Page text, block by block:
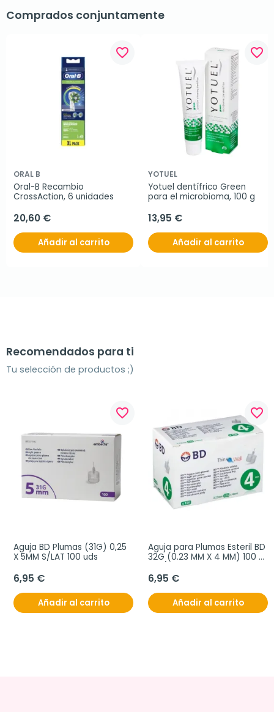
Comprados conjuntamente
favorite_border
ORAL B
Oral-B Recambio
CrossAction, 6 unidades
20,60 €
Añadir al carrito
favorite_border
YOTUEL
Yotuel dentífrico Green
para el microbioma, 100 g
13,95 €
Añadir al carrito
Recomendados para ti
Tu selección de productos ;)
favorite_border
Aguja BD Plumas (31G) 0,25
X 5MM S/LAT 100 uds
6,95 €
Añadir al carrito
favorite_border
Aguja para Plumas Esteril BD
32G (0.23 MM X 4 MM) 100
6,95 €
Añadir al carrito